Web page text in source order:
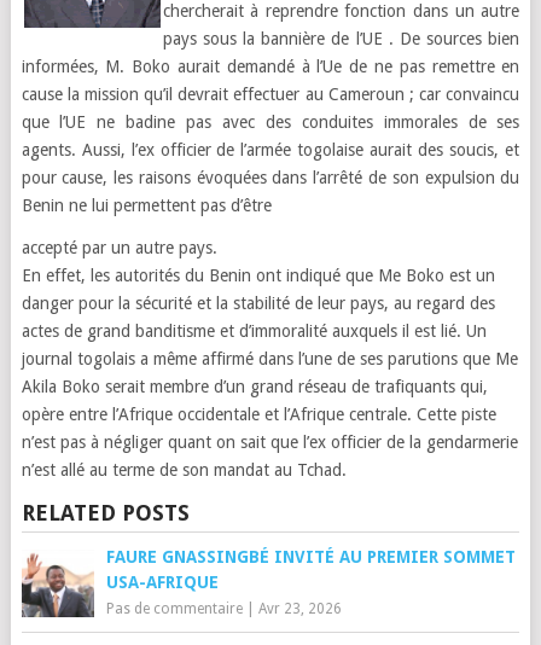
chercherait à reprendre fonction dans un autre
pays sous la bannière de l’UE . De sources bien
informées, M. Boko aurait demandé à l’Ue de ne pas remettre en
cause la mission qu’il devrait effectuer au Cameroun ; car convaincu
que l’UE ne badine pas avec des conduites immorales de ses
agents. Aussi, l’ex officier de l’armée togolaise aurait des soucis, et
pour cause, les raisons évoquées dans l’arrêté de son expulsion du
Benin ne lui permettent pas d’être
accepté par un autre pays.
En effet, les autorités du Benin ont indiqué que Me Boko est un
danger pour la sécurité et la stabilité de leur pays, au regard des
actes de grand banditisme et d’immoralité auxquels il est lié. Un
journal togolais a même affirmé dans l’une de ses parutions que Me
Akila Boko serait membre d’un grand réseau de trafiquants qui,
opère entre l’Afrique occidentale et l’Afrique centrale. Cette piste
n’est pas à négliger quant on sait que l’ex officier de la gendarmerie
n’est allé au terme de son mandat au Tchad.
RELATED POSTS
FAURE GNASSINGBÉ INVITÉ AU PREMIER SOMMET
USA-AFRIQUE
Pas de commentaire| Avr 23, 2026